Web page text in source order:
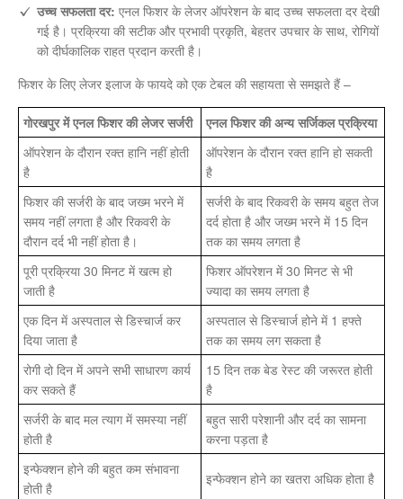
उच्च सफलता दर: एनल फिशर के लेजर ऑपरेशन के बाद उच्च सफलता दर देखी
गई है। प्रक्रिया की सटीक और प्रभावी प्रकृति, बेहतर उपचार के साथ, रोगियों
को दीर्घकालिक राहत प्रदान करती है।
फिशर के लिए लेजर इलाज के फायदे को एक टेबल की सहायता से समझते हैं –
गोरखपुर में एनल फिशर की लेजर सर्जरी
एनल फिशर की अन्य सर्जिकल प्रक्रिया
ऑपरेशन के दौरान रक्त हानि नहीं होती
है
ऑपरेशन के दौरान रक्त हानि हो सकती
है
फिशर की सर्जरी के बाद जख्म भरने में
समय नहीं लगता है और रिकवरी के
दौरान दर्द भी नहीं होता है।
सर्जरी के बाद रिकवरी के समय बहुत तेज
दर्द होता है और जख्म भरने में 15 दिन
तक का समय लगता है
पूरी प्रक्रिया 30 मिनट में खत्म हो
जाती है
फिशर ऑपरेशन में 30 मिनट से भी
ज्यादा का समय लगता है
एक दिन में अस्पताल से डिस्चार्ज कर
दिया जाता है
अस्पताल से डिस्चार्ज होने में 1 हफ्ते
तक का समय लग सकता है
रोगी दो दिन में अपने सभी साधारण कार्य
कर सकते हैं
15 दिन तक बेड रेस्ट की जरूरत होती
है
सर्जरी के बाद मल त्याग में समस्या नहीं
होती है
बहुत सारी परेशानी और दर्द का सामना
करना पड़ता है
इन्फेक्शन होने की बहुत कम संभावना
होती है
इन्फेक्शन होने का खतरा अधिक होता है